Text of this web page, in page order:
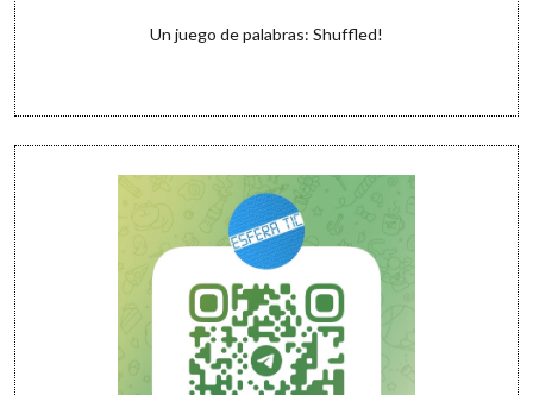
Un juego de palabras: Shuffled!